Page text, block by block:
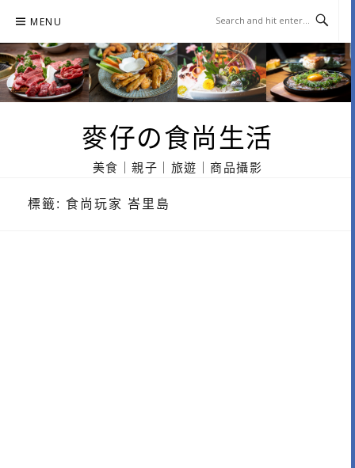
content
MENU
麥仔の食尚生活
美食｜親子｜旅遊｜商品攝影
標籤: 食尚玩家 峇里島